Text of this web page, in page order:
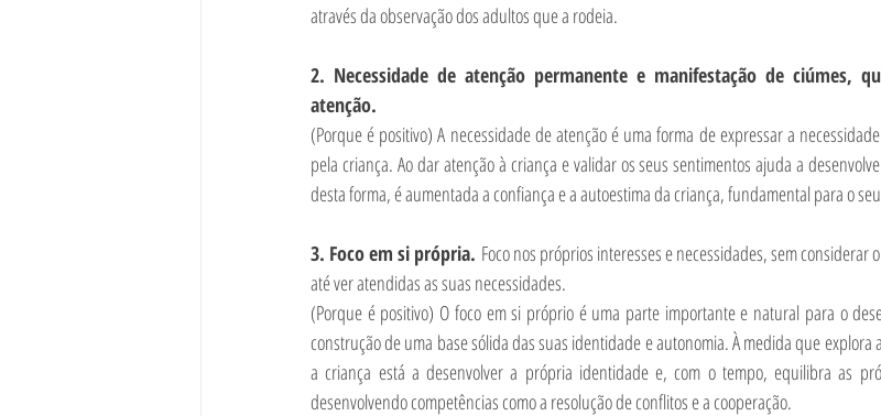
através da observação dos adultos que a rodeia.
2. Necessidade de atenção permanente e manifestação de ciúmes,
atenção.
(Porque é positivo) A necessidade de atenção é uma forma de expressar a
pela criança. Ao dar atenção à criança e validar os seus sentimentos ajuda a
desta forma, é aumentada a confiança e a autoestima da criança, fundamental para o
3. Foco em si própria. Foco nos próprios interesses e necessidades, sem
até ver atendidas as suas necessidades.
(Porque é positivo) O foco em si próprio é uma parte importante e natural para o
construção de uma base sólida das suas identidade e autonomia. À medida que explora
a criança está a desenvolver a própria identidade e, com o tempo, equilibra as
desenvolvendo competências como a resolução de conflitos e a cooperação.